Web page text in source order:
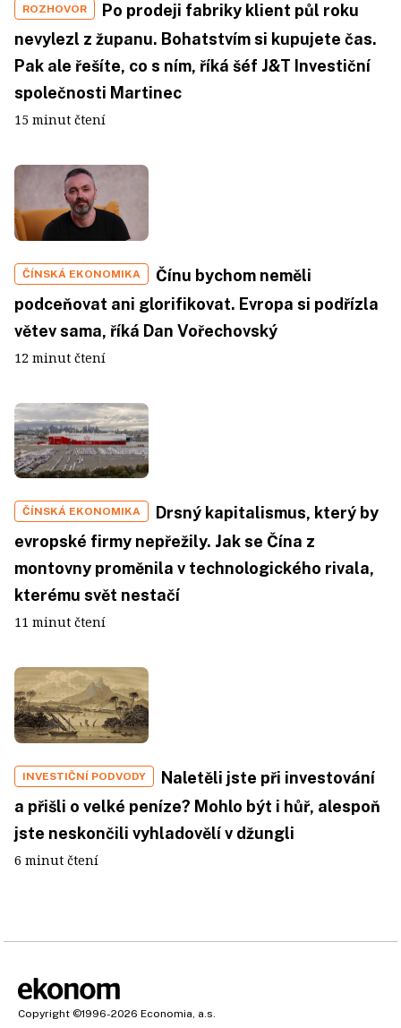
ROZHOVOR
Po prodeji fabriky klient půl roku
nevylezl z županu. Bohatstvím si kupujete čas.
Pak ale řešíte, co s ním, říká šéf J&T Investiční
společnosti Martinec
15 minut čtení
ČÍNSKÁ EKONOMIKA
Čínu bychom neměli
podceňovat ani glorifikovat. Evropa si podřízla
větev sama, říká Dan Vořechovský
12 minut čtení
ČÍNSKÁ EKONOMIKA
Drsný kapitalismus, který by
evropské firmy nepřežily. Jak se Čína z
montovny proměnila v technologického rivala,
kterému svět nestačí
11 minut čtení
INVESTIČNÍ PODVODY
Naletěli jste při investování
a přišli o velké peníze? Mohlo být i hůř, alespoň
jste neskončili vyhladovělí v džungli
6 minut čtení
Copyright ©1996-2026 Economia, a.s.